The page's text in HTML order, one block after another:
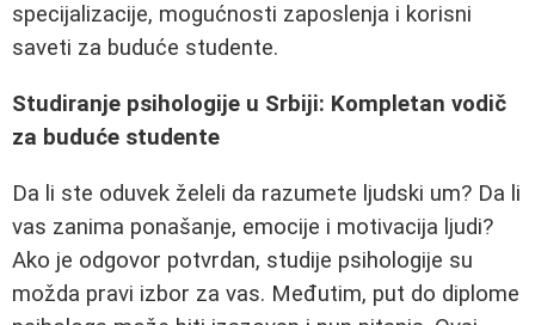
specijalizacije, mogućnosti zaposlenja i korisni
saveti za buduće studente.
Studiranje psihologije u Srbiji: Kompletan vodič
za buduće studente
Da li ste oduvek želeli da razumete ljudski um? Da li
vas zanima ponašanje, emocije i motivacija ljudi?
Ako je odgovor potvrdan, studije psihologije su
možda pravi izbor za vas. Međutim, put do diplome